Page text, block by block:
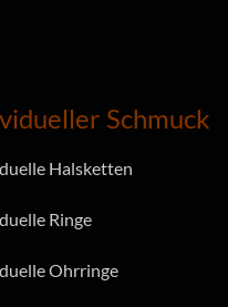
Schmuck
Halsketten
Ringe
Ohrringe